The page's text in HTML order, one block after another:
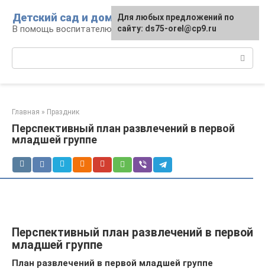
контенту
Детский сад и дом
В помощь воспитателю и родителям
Главная » Праздник
Перспективный план развлечений в первой
младшей группе
Перспективный план развлечений в первой
младшей группе
План развлечений в первой младшей группе
Для любых предложений по
сайту: ds75-orel@cp9.ru